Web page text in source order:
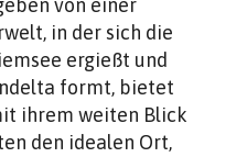
von einer
in der sich die
ergießt und
formt, bietet
ihrem weiten Blick
den idealen Ort,